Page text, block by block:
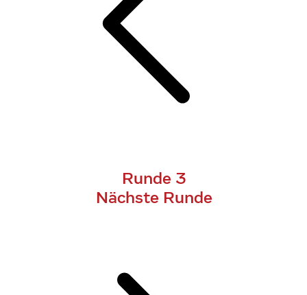
Runde 3
Nächste Runde